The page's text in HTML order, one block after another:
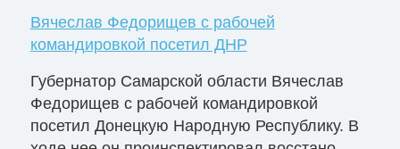
Вячеслав Федорищев с рабочей
командировкой посетил ДНР
Губернатор Самарской области Вячеслав
Федорищев с рабочей командировкой
посетил Донецкую Народную Республику. В